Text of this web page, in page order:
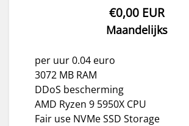
€0,00 EUR
Maandelijks
per uur 0.04 euro
3072 MB RAM
DDoS bescherming
AMD Ryzen 9 5950X CPU
Fair use NVMe SSD Storage